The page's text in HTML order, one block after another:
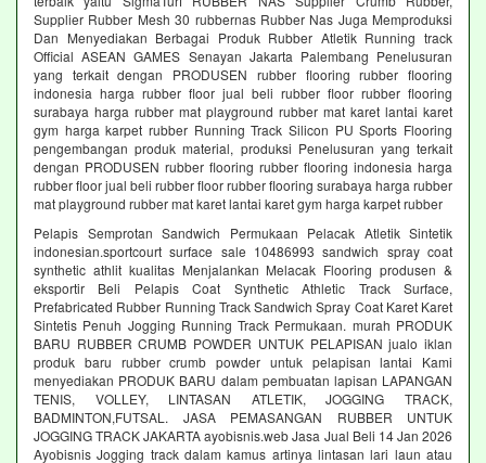
Supplier Rubber Mesh 30 rubbernas Rubber Nas Juga Memproduksi
Dan Menyediakan Berbagai Produk Rubber Atletik Running track
Official ASEAN GAMES Senayan Jakarta Palembang Penelusuran
yang terkait dengan PRODUSEN rubber flooring rubber flooring
indonesia harga rubber floor jual beli rubber floor rubber flooring
surabaya harga rubber mat playground rubber mat karet lantai karet
gym harga karpet rubber Running Track Silicon PU Sports Flooring
pengembangan produk material, produksi Penelusuran yang terkait
dengan PRODUSEN rubber flooring rubber flooring indonesia harga
rubber floor jual beli rubber floor rubber flooring surabaya harga rubber
mat playground rubber mat karet lantai karet gym harga karpet rubber
Pelapis Semprotan Sandwich Permukaan Pelacak Atletik Sintetik
indonesian.sportcourt surface sale 10486993 sandwich spray coat
synthetic athlit kualitas Menjalankan Melacak Flooring produsen &
eksportir Beli Pelapis Coat Synthetic Athletic Track Surface,
Prefabricated Rubber Running Track Sandwich Spray Coat Karet Karet
Sintetis Penuh Jogging Running Track Permukaan. murah PRODUK
BARU RUBBER CRUMB POWDER UNTUK PELAPISAN jualo iklan
produk baru rubber crumb powder untuk pelapisan lantai Kami
menyediakan PRODUK BARU dalam pembuatan lapisan LAPANGAN
TENIS, VOLLEY, LINTASAN ATLETIK, JOGGING TRACK,
BADMINTON,FUTSAL. JASA PEMASANGAN RUBBER UNTUK
JOGGING TRACK JAKARTA ayobisnis.web Jasa Jual Beli 14 Jan 2026
Ayobisnis Jogging track dalam kamus artinya lintasan lari laun atau